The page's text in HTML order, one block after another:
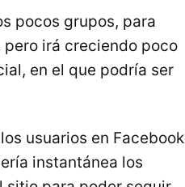
pocos grupos, para
irá creciendo poco
en el que podría ser
usuarios en Facebook
instantánea los